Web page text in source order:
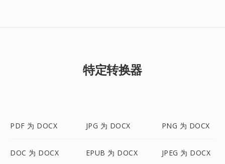
特定转换器
PDF 为 DOCX JPG 为 DOCX PNG 为 DOCX
DOC 为 DOCX EPUB 为 DOCX JPEG 为 DOCX